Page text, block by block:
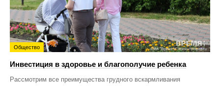
Общество
Инвестиция в здоровье и благополучие ребенка
Рассмотрим все преимущества грудного вскармливания